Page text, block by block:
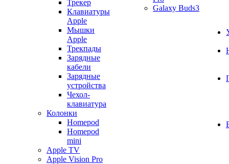
Трекер
Клавиатуры
Apple
Мышки
Apple
Трекпады
Зарядные
кабели
Зарядные
устройства
Чехол-
клавиатура
Колонки
Homepod
Homepod
mini
Apple TV
Apple Vision Pro
Galaxy Buds3